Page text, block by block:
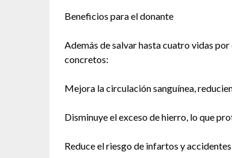
Beneficios para el donante
Además de salvar hasta cuatro vidas
concretos:
Mejora la circulación sanguínea,
Disminuye el exceso de hierro, lo que
Reduce el riesgo de infartos y